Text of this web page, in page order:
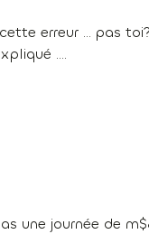
erreur … pas toi?
….
une journée de